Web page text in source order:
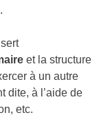
et la structure
à un autre
dite, à l’aide de
etc.